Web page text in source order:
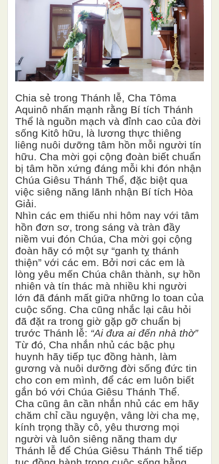
Chia sẻ trong Thánh lễ, Cha Tôma
Aquinô nhấn mạnh rằng Bí tích Thánh
Thể là nguồn mạch và đỉnh cao của đời
sống Kitô hữu, là lương thực thiêng
liêng nuôi dưỡng tâm hồn mỗi người tín
hữu. Cha mời gọi cộng đoàn biết chuẩn
bị tâm hồn xứng đáng mỗi khi đón nhận
Chúa Giêsu Thánh Thể, đặc biệt qua
việc siêng năng lãnh nhận Bí tích Hòa
Giải.
Nhìn các em thiếu nhi hôm nay với tâm
hồn đơn sơ, trong sáng và tràn đầy
niềm vui đón Chúa, Cha mời gọi cộng
đoàn hãy có một sự “ganh tỵ thánh
thiện” với các em. Bởi nơi các em là
lòng yêu mến Chúa chân thành, sự hồn
nhiên và tín thác mà nhiều khi người
lớn đã đánh mất giữa những lo toan của
cuộc sống. Cha cũng nhắc lại câu hỏi
đã đặt ra trong giờ gặp gỡ chuẩn bị
trước Thánh lễ: “Ai đưa ai đến nhà thờ”
Từ đó, Cha nhắn nhủ các bậc phụ
huynh hãy tiếp tục đồng hành, làm
gương và nuôi dưỡng đời sống đức tin
cho con em mình, để các em luôn biết
gắn bó với Chúa Giêsu Thánh Thể.
Cha cũng ân cần nhắn nhủ các em hãy
chăm chỉ cầu nguyện, vâng lời cha mẹ,
kính trọng thầy cô, yêu thương mọi
người và luôn siêng năng tham dự
Thánh lễ để Chúa Giêsu Thánh Thể tiếp